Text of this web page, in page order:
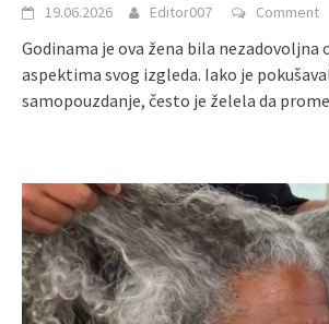
19.06.2026 Editor007 Comment
Godinama je ova žena bila nezadovoljna
aspektima svog izgleda. Iako je
samopouzdanje, često je želela da